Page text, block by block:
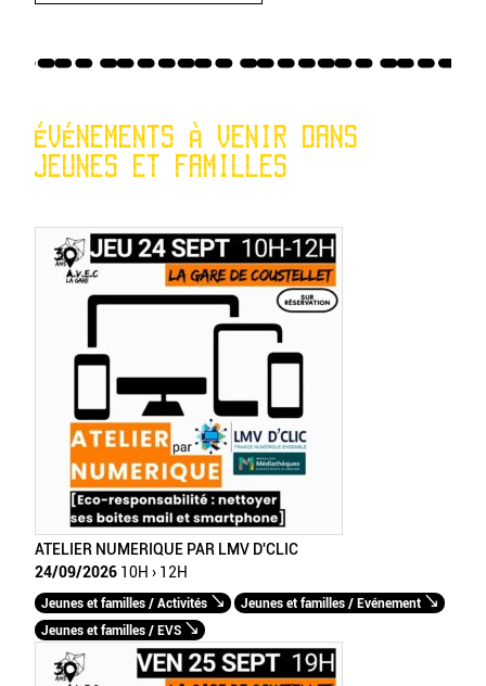
ÉVÉNEMENTS À VENIR DANS
JEUNES ET FAMILLES
ATELIER NUMERIQUE PAR LMV D'CLIC
24/09/2026 10H › 12H
Jeunes et familles / Activités
Jeunes et familles / Evénement
Jeunes et familles / EVS